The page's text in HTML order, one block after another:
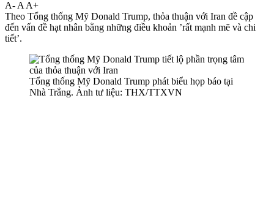
A- A A+
Theo Tổng thống Mỹ Donald Trump, thỏa thuận với Iran đề cập
đến vấn đề hạt nhân bằng những điều khoản ’rất mạnh mẽ và chi
tiết’.
Tổng thống Mỹ Donald Trump phát biểu họp báo tại
Nhà Trắng. Ảnh tư liệu: THX/TTXVN